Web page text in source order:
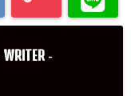
WRITER -